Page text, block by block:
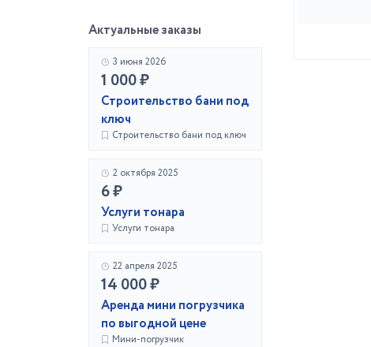
Актуальные заказы
3 июня 2026
1 000 ₽
Строительство бани под
ключ
Строительство бани под ключ
2 октября 2025
6 ₽
Услуги тонара
Услуги тонара
22 апреля 2025
14 000 ₽
Аренда мини погрузчика
по выгодной цене
Мини-погрузчик